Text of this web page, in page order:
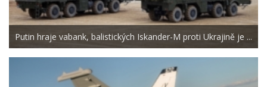
Putin hraje vabank, balistických Iskander-M proti Ukrajině je ...